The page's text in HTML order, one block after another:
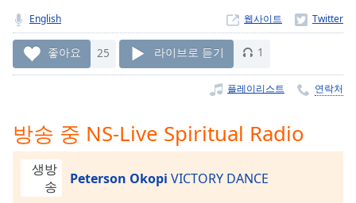
Remaining
Time-
Chapters
Chapters
English 웹사이트
좋아요 25 라이브로 듣기 1
플레이리스트 연락처
방송 중 NS-Live Spiritual Radio
생방
송
Peterson Okopi VICTORY DANCE